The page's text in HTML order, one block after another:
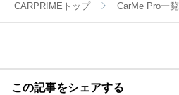
CARPRIMEトップ CarMe Pro一覧
この記事をシェアする